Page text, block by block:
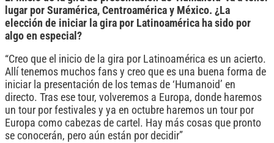
lugar por Suramérica, Centroamérica y México. ¿La
elección de iniciar la gira por Latinoamérica ha sido por
algo en especial?
“Creo que el inicio de la gira por Latinoamérica es un acierto.
Allí tenemos muchos fans y creo que es una buena forma de
iniciar la presentación de los temas de ‘Humanoid’ en
directo. Tras ese tour, volveremos a Europa, donde haremos
un tour por festivales y ya en octubre haremos un tour por
Europa como cabezas de cartel. Hay más cosas que pronto
se conocerán, pero aún están por decidir”